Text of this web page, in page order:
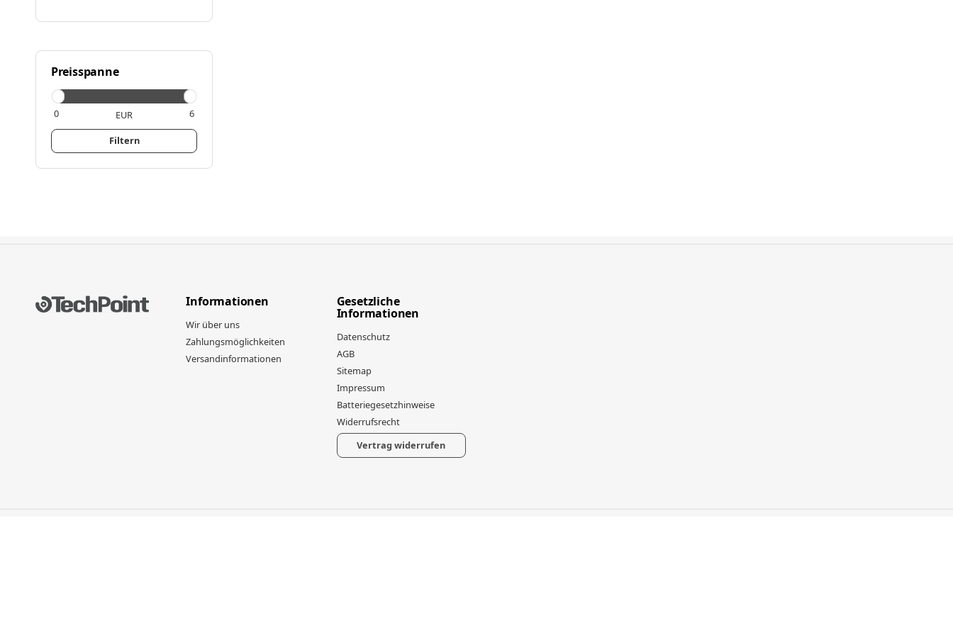
Preisspanne
EUR
Filtern
Informationen
Wir über uns
Zahlungsmöglichkeiten
Versandinformationen
Gesetzliche
Informationen
Datenschutz
AGB
Sitemap
Impressum
Batteriegesetzhinweise
Widerrufsrecht
Vertrag widerrufen